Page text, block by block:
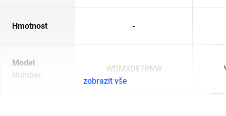
Hmotnost -
Model
Number
WDMX087RNW
zobrazit vše